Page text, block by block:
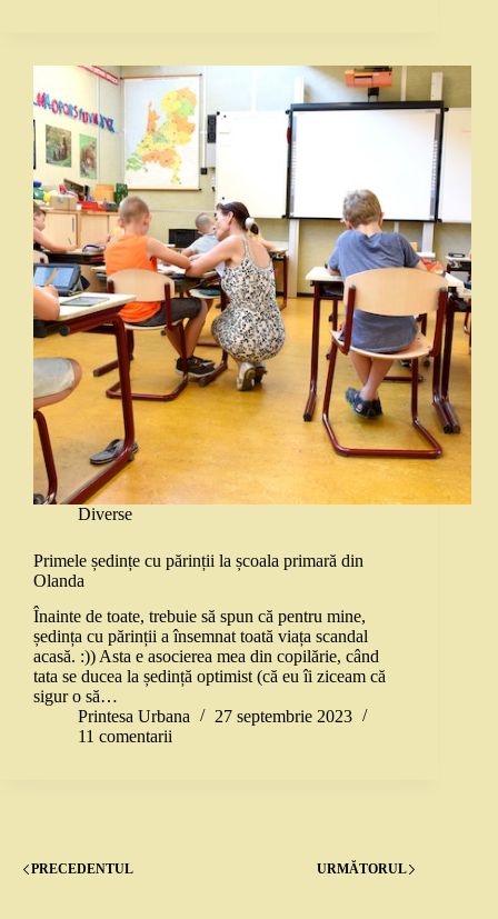
Diverse
Primele ședințe cu părinții la școala primară din
Olanda
Înainte de toate, trebuie să spun că pentru mine,
ședința cu părinții a însemnat toată viața scandal
acasă. :)) Asta e asocierea mea din copilărie, când
tata se ducea la ședință optimist (că eu îi ziceam că
sigur o să…
Printesa Urbana
27 septembrie 2023
11 comentarii
PRECEDENTUL URMĂTORUL